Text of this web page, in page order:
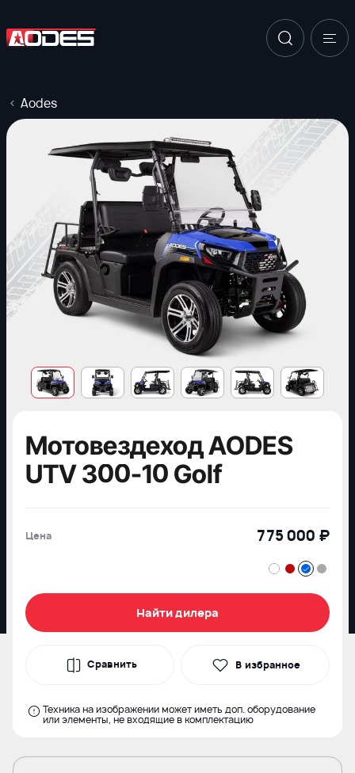
Aodes
Мотовездеход AODES
UTV 300-10 Golf
Цена 775 000 ₽
Найти дилера
Сравнить В избранное
Техника на изображении может иметь доп. оборудование
или элементы, не входящие в комплектацию